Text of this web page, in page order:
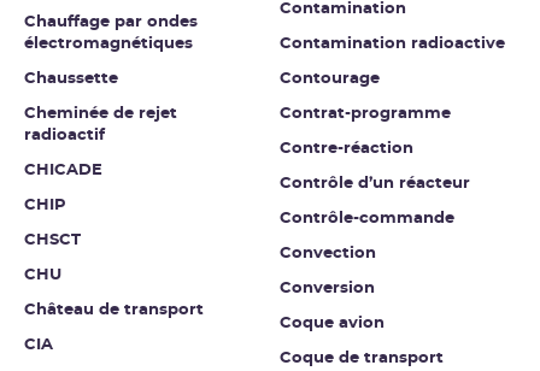
Chauffage par ondes
électromagnétiques
Chaussette
Cheminée de rejet
radioactif
CHICADE
CHIP
CHSCT
CHU
Château de transport
CIA
Contamination
Contamination radioactive
Contourage
Contrat-programme
Contre-réaction
Contrôle d’un réacteur
Contrôle-commande
Convection
Conversion
Coque avion
Coque de transport